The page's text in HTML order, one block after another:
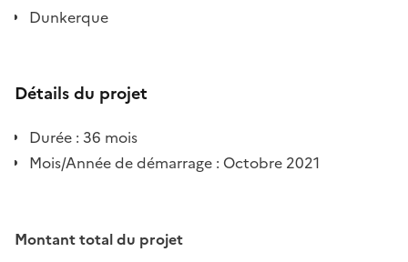
Dunkerque
Détails du projet
Durée : 36 mois
Mois/Année de démarrage : Octobre 2021
Montant total du projet